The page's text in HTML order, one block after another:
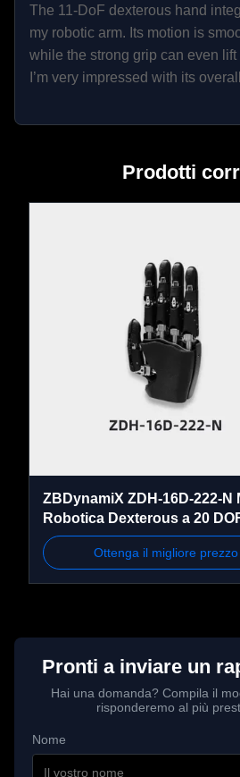
(Bent)
Carga utile
massima ((Bent)
Materiale
Angolo massimo di
apertura e chiusura
del pollice al palmo
Angolo di rotazione
laterale del pollice
The 11-DoF dexterous hand
my robotic arm. Its motion is
while the strong grip can even lift
I’m very impressed with its
Prodotti
ZBDynamiX ZDH-16D-222-N
Robotica Dexterous a 20
DOF Attivi, Forza di Presa 52
Comunicazione CAN FD
Ottenga il migliore prezzo
Pronti a inviare un
Hai una domanda? Compila il
risponderemo al più
Nome